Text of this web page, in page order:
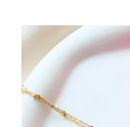
Lifestyle & Gifts
Cadeaubon